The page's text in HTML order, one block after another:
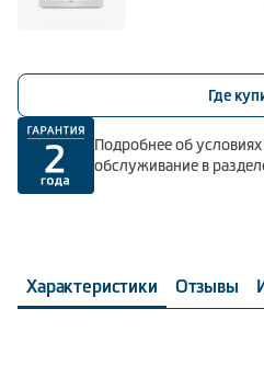
Где
Подробнее об
обслуживание в
Характеристики Отзывы